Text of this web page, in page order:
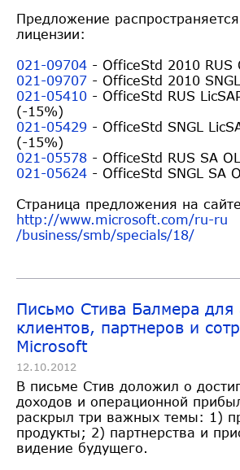
Предложение
лицензии:
021-09704 - OfficeStd 2010 RUS
021-09707 - OfficeStd 2010
021-05410 - OfficeStd RUS
(-15%)
021-05429 - OfficeStd SNGL
(-15%)
021-05578 - OfficeStd RUS SA
021-05624 - OfficeStd SNGL SA
Страница предложения на
http://www.microsoft.com/ru-ru
/business/smb/specials/18/
Письмо Стива Балмера для
клиентов, партнеров и
Microsoft
12.10.2012
В письме Стив доложил о
доходов и операционной
раскрыл три важных темы: 1)
продукты; 2) партнерства и
видение будущего.